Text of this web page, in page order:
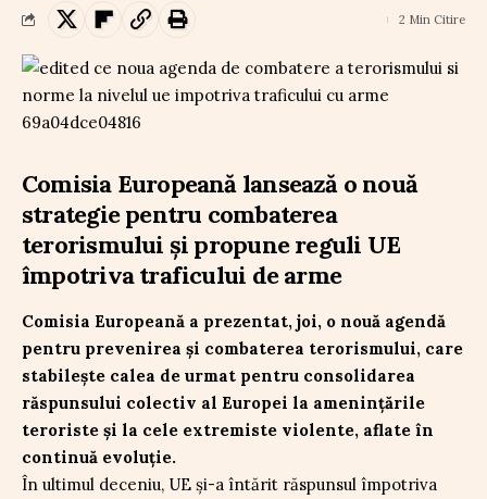
2 Min Citire
Comisia Europeană lansează o nouă
strategie pentru combaterea
terorismului și propune reguli UE
împotriva traficului de arme
Comisia Europeană a prezentat, joi, o nouă agendă
pentru prevenirea și combaterea terorismului, care
stabilește calea de urmat pentru consolidarea
răspunsului colectiv al Europei la amenințările
teroriste și la cele extremiste violente, aflate în
continuă evoluție.
În ultimul deceniu, UE și-a întărit răspunsul împotriva